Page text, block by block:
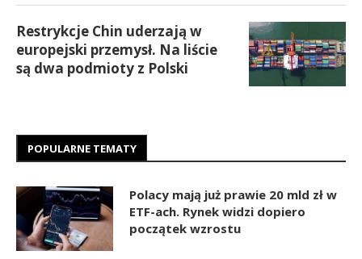
Restrykcje Chin uderzają w
europejski przemysł. Na liście
są dwa podmioty z Polski
POPULARNE TEMATY
Polacy mają już prawie 20 mld zł w
ETF-ach. Rynek widzi dopiero
początek wzrostu